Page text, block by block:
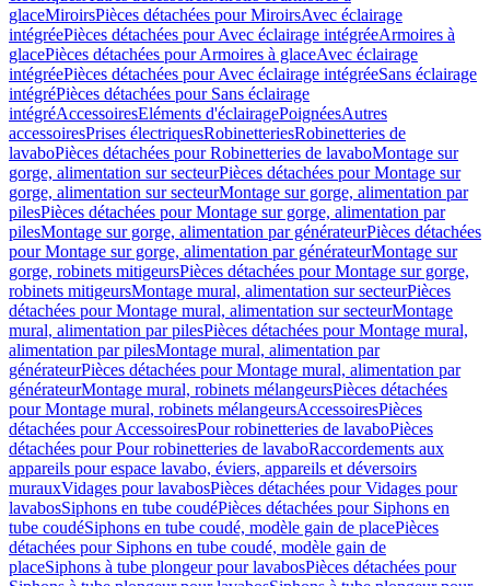
glaceMiroirsPièces détachées pour MiroirsAvec éclairage
intégréePièces détachées pour Avec éclairage intégréeArmoires à
glacePièces détachées pour Armoires à glaceAvec éclairage
intégréePièces détachées pour Avec éclairage intégréeSans éclairage
intégréPièces détachées pour Sans éclairage
intégréAccessoiresEléments d'éclairagePoignéesAutres
accessoiresPrises électriquesRobinetteriesRobinetteries de
lavaboPièces détachées pour Robinetteries de lavaboMontage sur
gorge, alimentation sur secteurPièces détachées pour Montage sur
gorge, alimentation sur secteurMontage sur gorge, alimentation par
pilesPièces détachées pour Montage sur gorge, alimentation par
pilesMontage sur gorge, alimentation par générateurPièces détachées
pour Montage sur gorge, alimentation par générateurMontage sur
gorge, robinets mitigeursPièces détachées pour Montage sur gorge,
robinets mitigeursMontage mural, alimentation sur secteurPièces
détachées pour Montage mural, alimentation sur secteurMontage
mural, alimentation par pilesPièces détachées pour Montage mural,
alimentation par pilesMontage mural, alimentation par
générateurPièces détachées pour Montage mural, alimentation par
générateurMontage mural, robinets mélangeursPièces détachées
pour Montage mural, robinets mélangeursAccessoiresPièces
détachées pour AccessoiresPour robinetteries de lavaboPièces
détachées pour Pour robinetteries de lavaboRaccordements aux
appareils pour espace lavabo, éviers, appareils et déversoirs
murauxVidages pour lavabosPièces détachées pour Vidages pour
lavabosSiphons en tube coudéPièces détachées pour Siphons en
tube coudéSiphons en tube coudé, modèle gain de placePièces
détachées pour Siphons en tube coudé, modèle gain de
placeSiphons à tube plongeur pour lavabosPièces détachées pour